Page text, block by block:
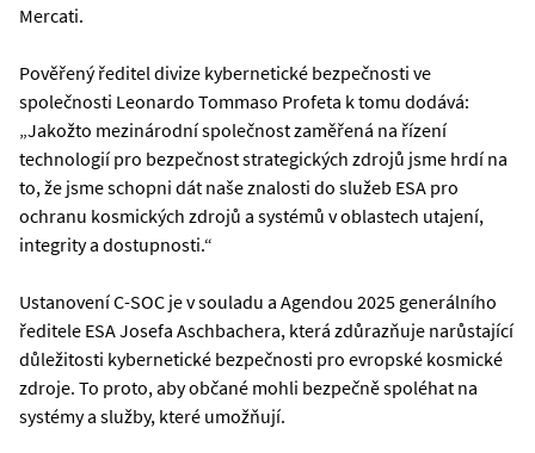
Mercati.
Pověřený ředitel divize kybernetické bezpečnosti ve
společnosti Leonardo Tommaso Profeta k tomu dodává:
„Jakožto mezinárodní společnost zaměřená na řízení
technologií pro bezpečnost strategických zdrojů jsme hrdí na
to, že jsme schopni dát naše znalosti do služeb ESA pro
ochranu kosmických zdrojů a systémů v oblastech utajení,
integrity a dostupnosti.“
Ustanovení C-SOC je v souladu a Agendou 2025 generálního
ředitele ESA Josefa Aschbachera, která zdůrazňuje narůstající
důležitosti kybernetické bezpečnosti pro evropské kosmické
zdroje. To proto, aby občané mohli bezpečně spoléhat na
systémy a služby, které umožňují.